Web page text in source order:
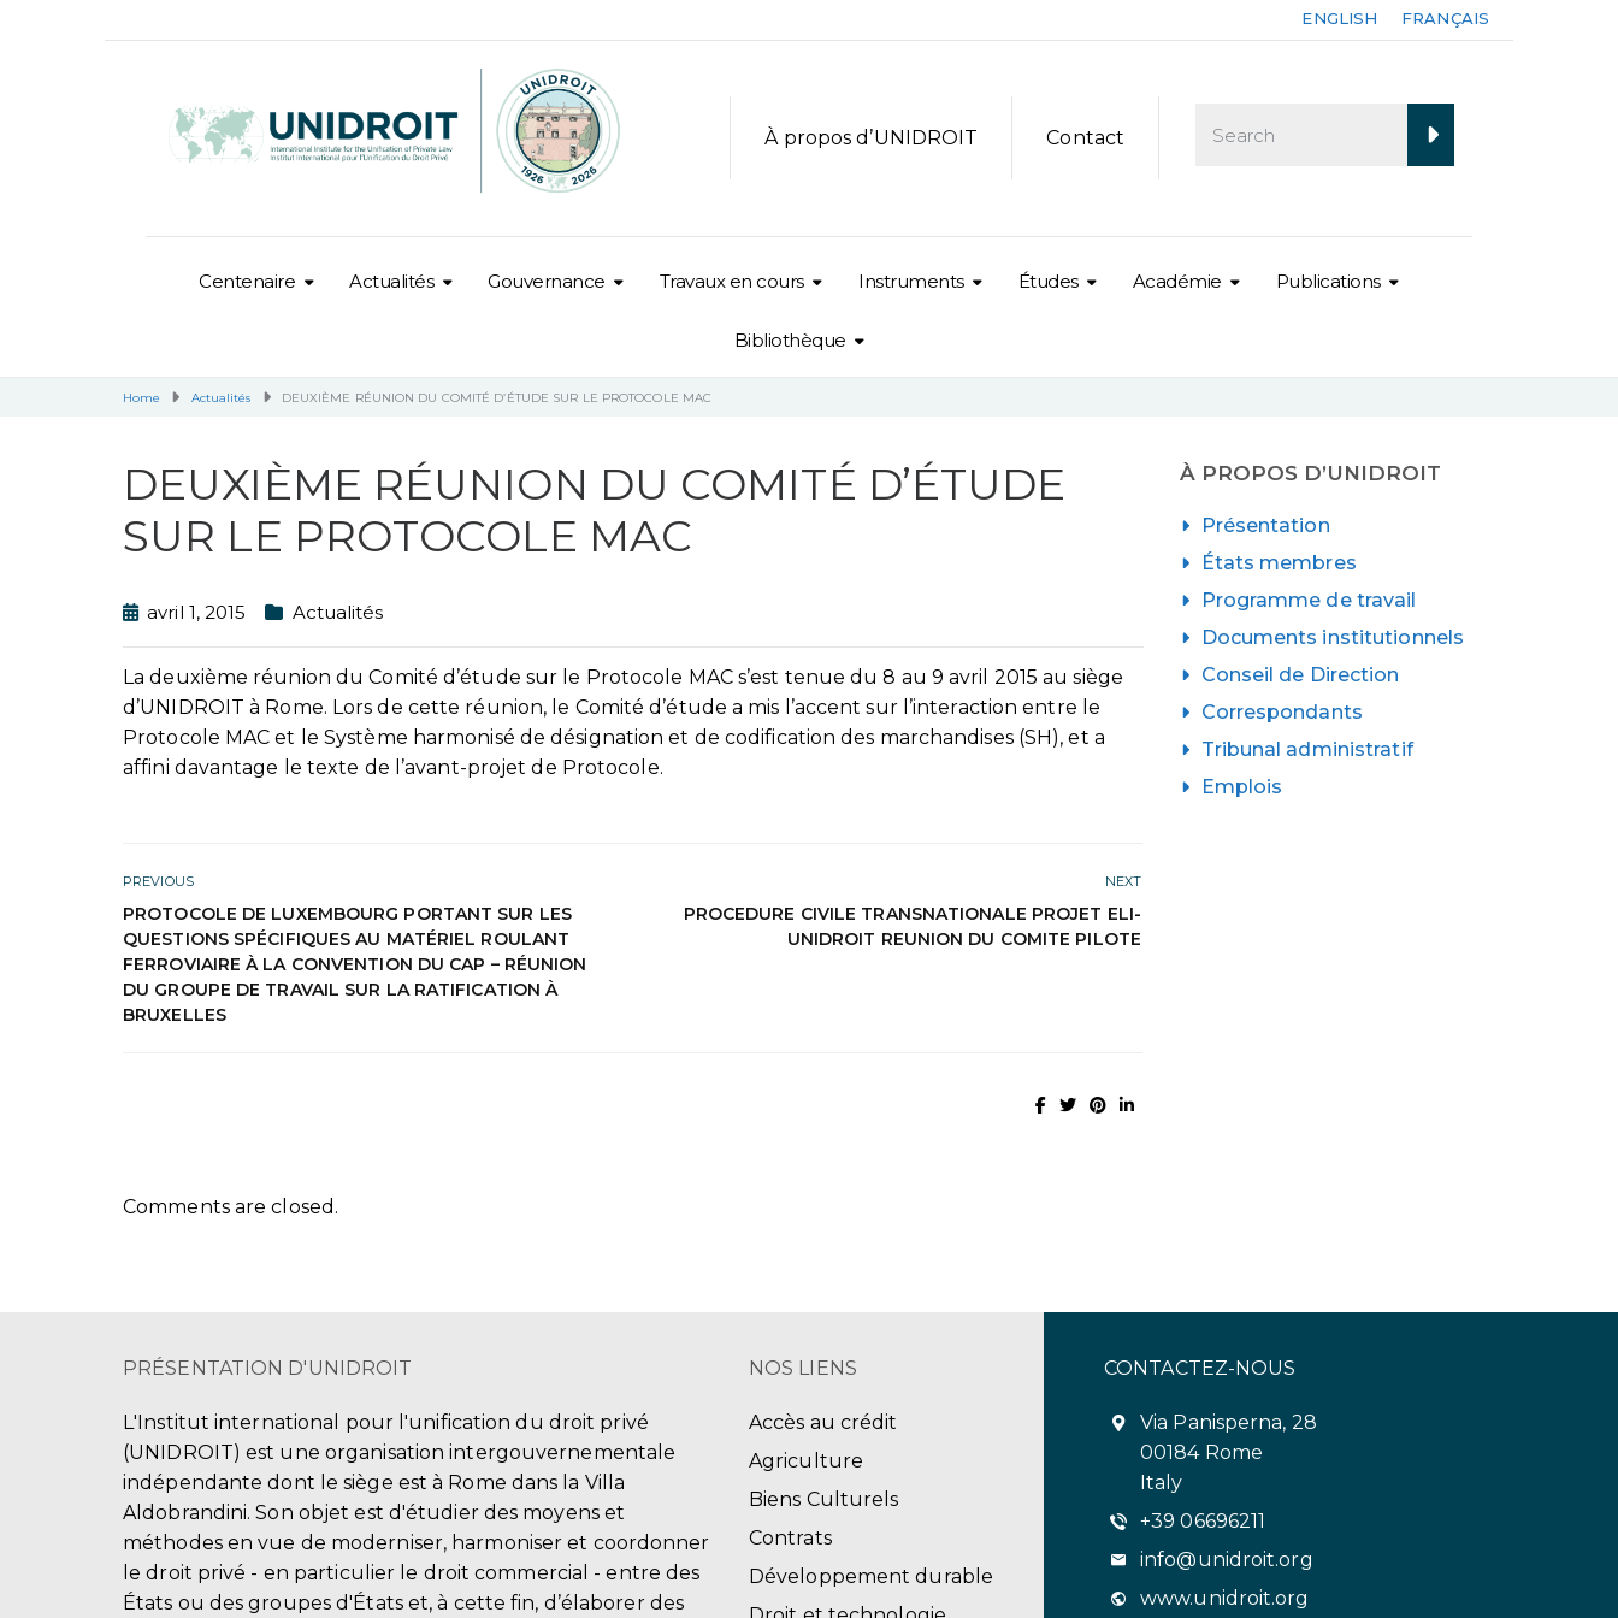
ENGLISH FRANÇAIS
À propos d’UNIDROIT Contact
Centenaire Actualités Gouvernance Travaux en cours Instruments Études Académie Publications
Bibliothèque
Home Actualités DEUXIÈME RÉUNION DU COMITÉ D’ÉTUDE SUR LE PROTOCOLE MAC
DEUXIÈME RÉUNION DU COMITÉ D’ÉTUDE
SUR LE PROTOCOLE MAC
avril 1, 2015 Actualités
La deuxième réunion du Comité d’étude sur le Protocole MAC s’est tenue du 8 au 9 avril 2015 au siège
d’UNIDROIT à Rome. Lors de cette réunion, le Comité d’étude a mis l’accent sur l’interaction entre le
Protocole MAC et le Système harmonisé de désignation et de codification des marchandises (SH), et a
affini davantage le texte de l’avant-projet de Protocole.
PREVIOUS
PROTOCOLE DE LUXEMBOURG PORTANT SUR LES
QUESTIONS SPÉCIFIQUES AU MATÉRIEL ROULANT
FERROVIAIRE À LA CONVENTION DU CAP – RÉUNION
DU GROUPE DE TRAVAIL SUR LA RATIFICATION À
BRUXELLES
NEXT
PROCEDURE CIVILE TRANSNATIONALE PROJET ELI-
UNIDROIT REUNION DU COMITE PILOTE
Comments are closed.
À PROPOS D’UNIDROIT
Présentation
États membres
Programme de travail
Documents institutionnels
Conseil de Direction
Correspondants
Tribunal administratif
Emplois
PRÉSENTATION D'UNIDROIT
L'Institut international pour l'unification du droit privé
(UNIDROIT) est une organisation intergouvernementale
indépendante dont le siège est à Rome dans la Villa
Aldobrandini. Son objet est d'étudier des moyens et
méthodes en vue de moderniser, harmoniser et coordonner
le droit privé - en particulier le droit commercial - entre des
États ou des groupes d'États et, à cette fin, d’élaborer des
NOS LIENS
Accès au crédit
Agriculture
Biens Culturels
Contrats
Développement durable
CONTACTEZ-NOUS
Via Panisperna, 28
00184 Rome
Italy
+39 06696211
info@unidroit.org
www.unidroit.org